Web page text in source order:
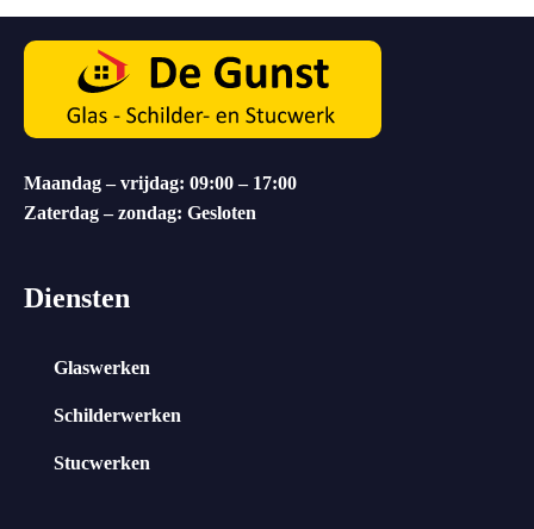
Maandag – vrijdag: 09:00 – 17:00
Zaterdag – zondag: Gesloten
Diensten
Glaswerken
Schilderwerken
Stucwerken